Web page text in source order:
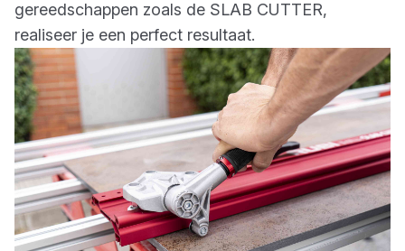
gereedschappen zoals de SLAB CUTTER,
realiseer je een perfect resultaat.